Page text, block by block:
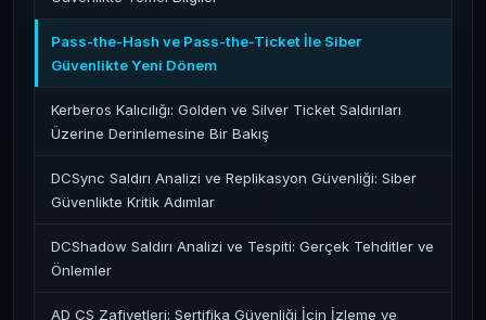
Pass-the-Hash ve Pass-the-Ticket İle Siber
Güvenlikte Yeni Dönem
Kerberos Kalıcılığı: Golden ve Silver Ticket Saldırıları
Üzerine Derinlemesine Bir Bakış
DCSync Saldırı Analizi ve Replikasyon Güvenliği: Siber
Güvenlikte Kritik Adımlar
DCShadow Saldırı Analizi ve Tespiti: Gerçek Tehditler ve
Önlemler
AD CS Zafiyetleri: Sertifika Güvenliği İçin İzleme ve